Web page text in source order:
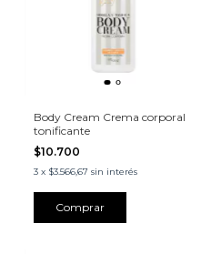
Body Cream Crema corporal
tonificante
$10.700
3 x $3.566,67 sin interés